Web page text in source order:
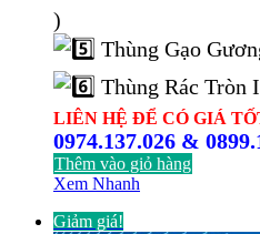
)
Thùng Gạo
Thùng Rác Tròn
LIÊN HỆ ĐỂ CÓ GIÁ
0974.137.026 &
Thêm vào giỏ hàng
Xem Nhanh
Giảm giá!